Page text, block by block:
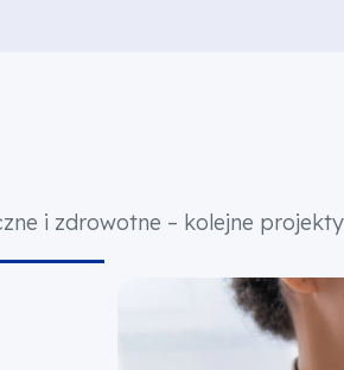
i zdrowotne – kolejne